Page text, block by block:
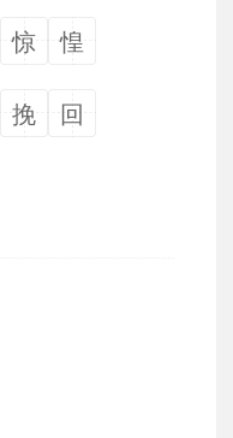
惊 惶
挽 回